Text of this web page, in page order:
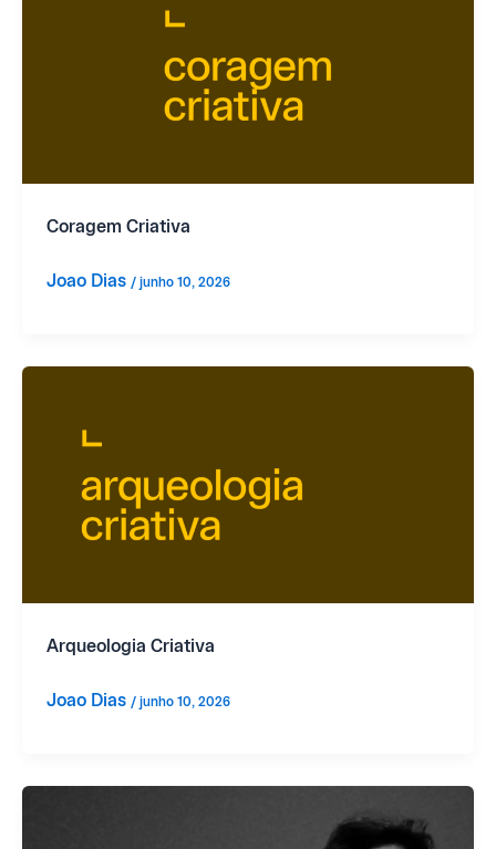
Coragem Criativa
Joao Dias / junho 10, 2026
Arqueologia Criativa
Joao Dias / junho 10, 2026